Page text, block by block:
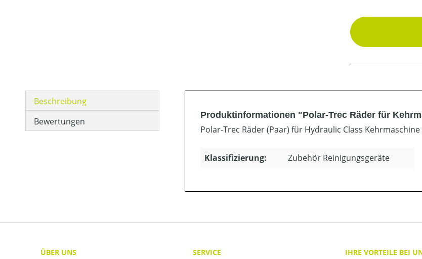
Beschreibung
Bewertungen
Produktinformationen "Polar-Trec Räder für
Polar-Trec Räder (Paar) für Hydraulic Class
Klassifizierung: Zubehör Reinigungsgeräte
ÜBER UNS
SERVICE
IHRE VORTEILE BEI